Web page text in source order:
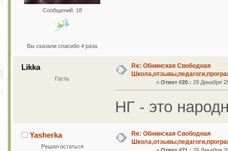
Сообщений: 18
Вы сказали спасибо 4 раза
Likka
Гость
Re: Обнинская Свободная
« Ответ #20 : 29 Декабря
НГ - это
Yasherka
Решил остаться
Re: Обнинская Свободная